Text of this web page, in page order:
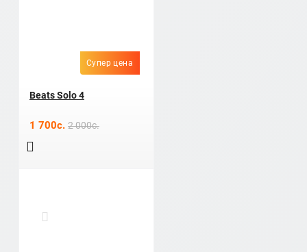
Супер цена
Beats Solo 4
1 700c. 2 000c.